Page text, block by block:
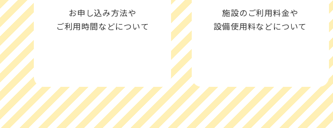
お申し込み方法や
ご利用時間などについて
施設のご利用料金や
設備使用料などについて